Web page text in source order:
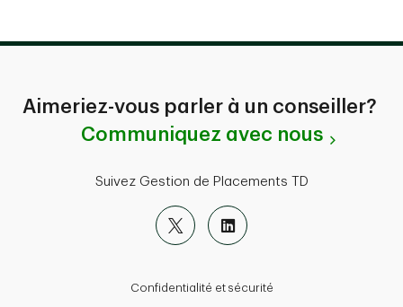
Aimeriez-vous parler à un conseiller?
Communiquez avec nous
Suivez Gestion de Placements TD
Confidentialité et sécurité